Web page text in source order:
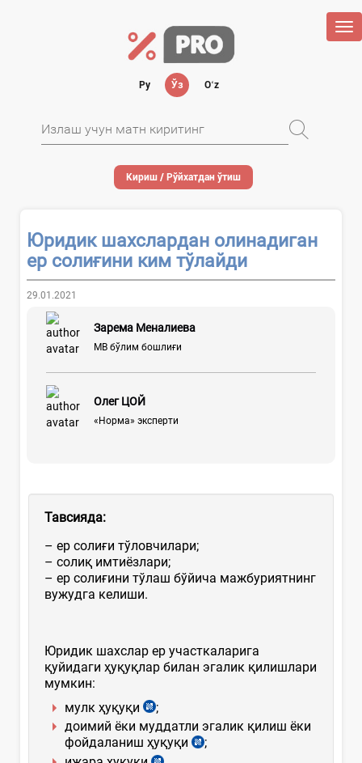
Ру Ўз Oʻz
Кириш / Рўйхатдан ўтиш
Юридик шахслардан олинадиган
ер солиғини ким тўлайди
29.01.2021
Зарема Меналиева
МВ бўлим бошлиғи
Олег ЦОЙ
«Норма» эксперти
Тавсияда:
– ер солиғи тўловчилари;
– солиқ имтиёзлари;
– ер солиғини тўлаш бўйича мажбуриятнинг
вужудга келиши.
Юридик шахслар ер участкаларига
қуйидаги ҳуқуқлар билан эгалик қилишлари
мумкин:
мулк ҳуқуқи
;
доимий ёки муддатли эгалик қилиш ёки
фойдаланиш ҳуқуқи
;